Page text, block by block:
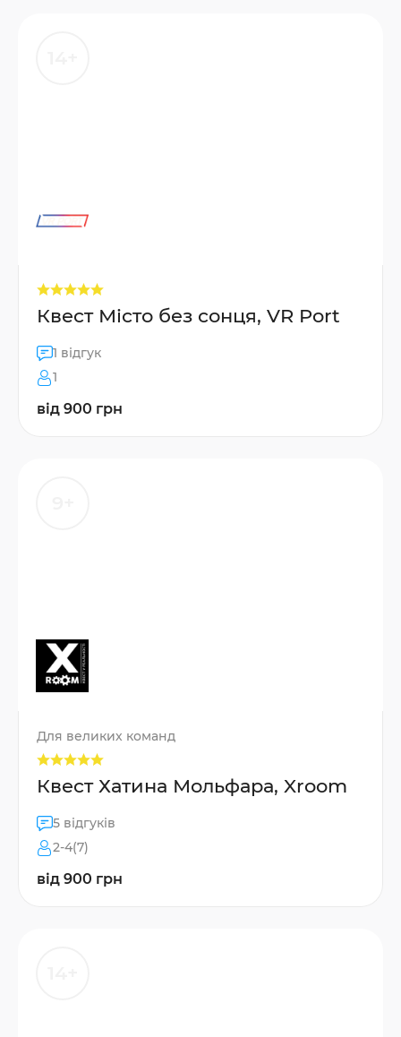
Квест Місто без сонця, VR Port
1 відгук
1
від 900 грн
Для великих команд
Квест Хатина Мольфара, Xroom
5 відгуків
2-4(7)
від 900 грн